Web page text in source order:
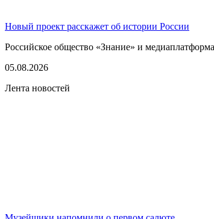
Новый проект расскажет об истории России
Российское общество «Знание» и
05.08.2026
Лента новостей